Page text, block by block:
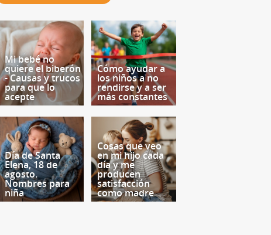
Mi bebé no
quiere el biberón
- Causas y trucos
para que lo
acepte
Cómo ayudar a
los niños a no
rendirse y a ser
más constantes
Día de Santa
Elena, 18 de
agosto.
Nombres para
niña
Cosas que veo
en mi hijo cada
día y me
producen
satisfacción
como madre